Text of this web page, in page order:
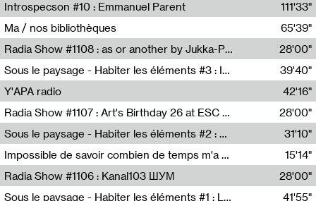
Introspecson #10 : Emmanuel Parent
Pierre Henry,Emmanuel Parent
111'33"
Ma / nos bibliothèques
Sarah Tritz,Elene Lapiashivili,Justin Marconnet,Mateo Cuche,Esther Lechevalier,Suzie Lecroart,Romance Castelet
65'39"
Radia Show #1108 : as or another by Jukka-Pekka Kervinen / Rádio Zero
Radio Zero
28'00"
Sous le paysage - Habiter les éléments #3 : Interprétations, rituels et symboliques des éléments
Nastassja Martin
39'40"
Y'APA radio
Pierrick Mouton
42'16"
Radia Show #1107 : Art's Birthday 26 at ESC - Medien Kunst Labor
Radio Helsinki
28'00"
Sous le paysage - Habiter les éléments #2 : Vers le tournant élémentaire
Nastassja Martin
31'10"
Impossible de savoir combien de temps m'a échappé
Mélanie Blaison,Mateo Cuin
15'14"
Radia Show #1106 : Kanal103 ШУМ
Kanal103
28'00"
Sous le paysage - Habiter les éléments #1 : Les éléments et les débordements du vivant
41'55"